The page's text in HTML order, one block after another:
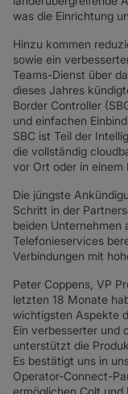
SD-WAN + SASE
was die Einrichtung
Hinzu kommen
sowie ein
Teams-Dienst über
dieses Jahres
Border Controller
und einfachen
SBC ist Teil der
die vollständig
vor Ort oder in einem
Die jüngste
Schritt in der
beiden Unternehmen
Telefonieservices
Verbindungen mit
Peter Coppens, VP
letzten 18 Monate
wichtigsten Aspekte
Ein verbesserter und
unterstützt die
Es bestätigt uns in
Operator-Connect-
ermöglichen Colt